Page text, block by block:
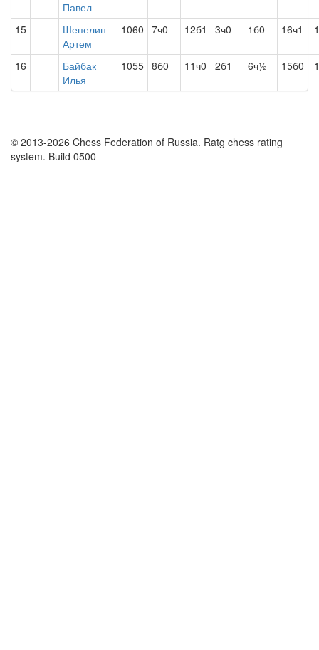
Павел
15
Шепелин
Артем
1060 7ч0 12б1 3ч0 1б0 16ч1
16
Байбак
Илья
1055 8б0 11ч0 2б1 6ч½ 15б0
© 2013-2026 Chess Federation of Russia. Ratg chess rating
system. Build 0500